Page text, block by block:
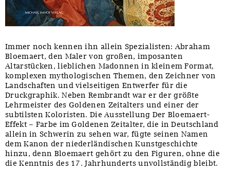
Immer noch kennen ihn allein Spezialisten: Abraham
Bloemaert, den Maler von großen, imposanten
Altarstücken, lieblichen Madonnen in kleinem Format,
komplexen mythologischen Themen, den Zeichner von
Landschaften und vielseitigen Entwerfer für die
Druckgraphik. Neben Rembrandt war er der größte
Lehrmeister des Goldenen Zeitalters und einer der
subtilsten Koloristen. Die Ausstellung Der Bloemaert-
Effekt – Farbe im Goldenen Zeitalter, die in Deutschland
allein in Schwerin zu sehen war, fügte seinen Namen
dem Kanon der niederländischen Kunstgeschichte
hinzu, denn Bloemaert gehört zu den Figuren, ohne die
die Kenntnis des 17. Jahrhunderts unvollständig bleibt.